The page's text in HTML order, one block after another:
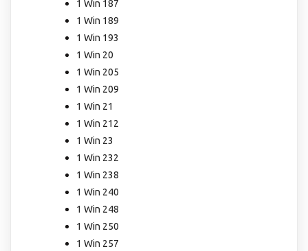
1 Win 187
1 Win 189
1 Win 193
1 Win 20
1 Win 205
1 Win 209
1 Win 21
1 Win 212
1 Win 23
1 Win 232
1 Win 238
1 Win 240
1 Win 248
1 Win 250
1 Win 257